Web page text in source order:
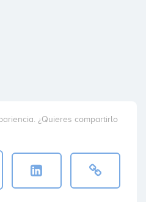
¿Quieres compartirlo